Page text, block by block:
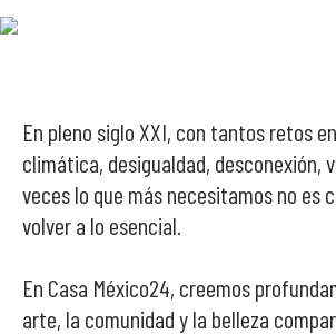
En pleno siglo XXI, con tantos retos
climática, desigualdad, desconexión,
veces lo que más necesitamos no es
volver a lo esencial.
En Casa México24, creemos
arte, la comunidad y la belleza